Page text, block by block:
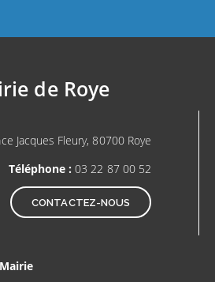
de Roye
Jacques Fleury, 80700 Roye
Téléphone :03 22 87 00 52
CONTACTEZ-NOUS